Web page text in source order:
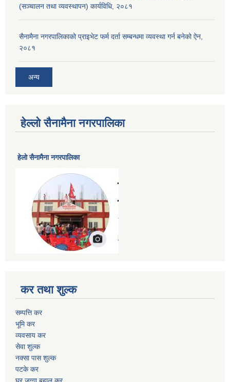
(सञ्चालन तथा व्यवस्थापन) कार्यविधि, २०८१
सैनामैना नगरपालिकाको प्राइभेट फर्म दर्ता सम्बन्धमा व्यवस्था गर्न बनेको ऐन,
२०८१
अन्य
हेल्लो सैनामैना नगरपालिका
हेलाे सैनामैना नगरपालिका
कर तथा शुल्क
सम्पत्ति कर
भूमि कर
व्यवसाय कर
सेवा शुल्क
नक्सा पास शुल्क
पटके कर
घर जग्गा बहाल कर